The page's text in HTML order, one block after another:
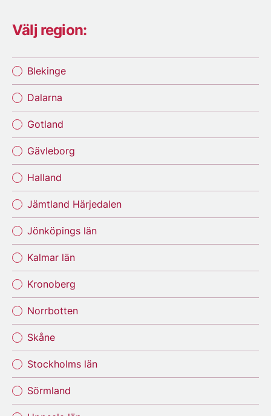
Välj region:
Blekinge
Dalarna
Gotland
Gävleborg
Halland
Jämtland Härjedalen
Jönköpings län
Kalmar län
Kronoberg
Norrbotten
Skåne
Stockholms län
Sörmland